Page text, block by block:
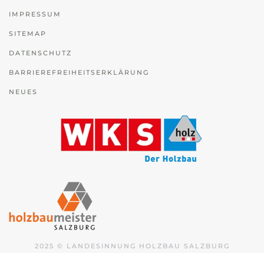
IMPRESSUM
SITEMAP
DATENSCHUTZ
BARRIEREFREIHEITSERKLÄRUNG
NEUES
2025 © LANDESINNUNG HOLZBAU SALZBURG